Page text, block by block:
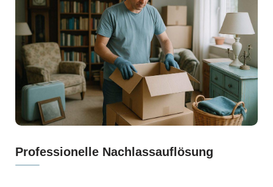
Professionelle Nachlassauflösung